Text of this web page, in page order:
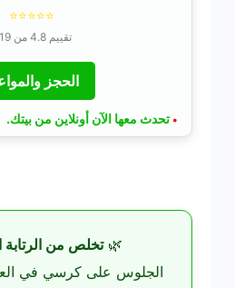
⭐⭐⭐⭐⭐
تقييم 4.8 من 219
الحجز
• تحدث معها الآن أونلاين من بيتك.
🌿تخلص من
الجلوس على كرسي في